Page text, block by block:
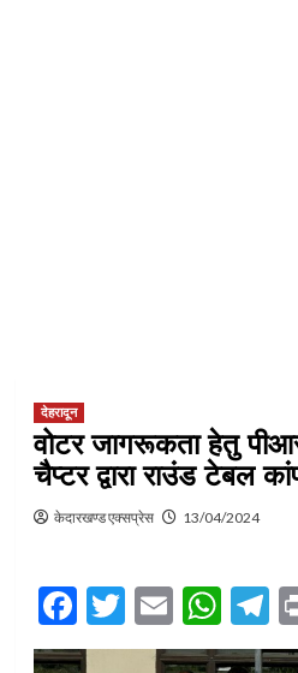
देहरादून
वोटर जागरूकता हेतु
चैप्टर द्वारा राउंड टेबल
केदारखण्ड एक्सप्रेस 13/04/2024
Facebook
Twitter
Email